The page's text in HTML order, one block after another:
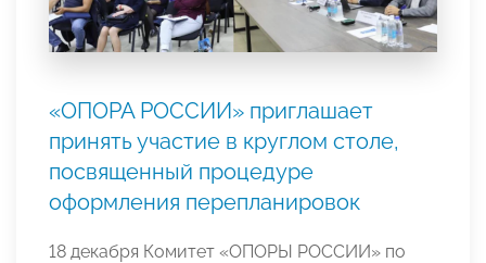
«ОПОРА РОССИИ» приглашает
принять участие в круглом столе,
посвященный процедуре
оформления перепланировок
18 декабря Комитет «ОПОРЫ РОССИИ» по